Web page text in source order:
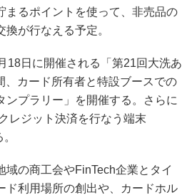
まるポイントを使って、非売品の
が行なえる予定。
日に開催される「第21回大洗あ
、カード所有者と特設ブースでの
プラリー」を開催する。さらに
レジット決済を行なう端末
の商工会やFinTech企業とタイ
ド利用場所の創出や、カードホル